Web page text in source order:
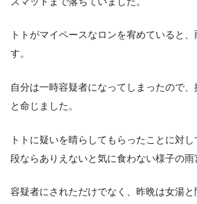
トトがマイペースなロンを宥めていると
す。
自分は一時容疑者になってしまったので
と命じました。
トトに疑いを晴らしてもらったことに対
段ならありえないと気に食わない様子の雨
容疑者にされただけでなく、昨晩は女湯